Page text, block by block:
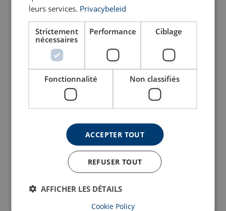
Voir le produit
G-3151 manille droite à
Voir le produit
leurs services. Privacybeleid
Strictement
nécessaires
Performance Ciblage
Fonctionnalité Non classifiés
ACCEPTER TOUT
REFUSER TOUT
AFFICHER LES DÉTAILS
Cookie Policy